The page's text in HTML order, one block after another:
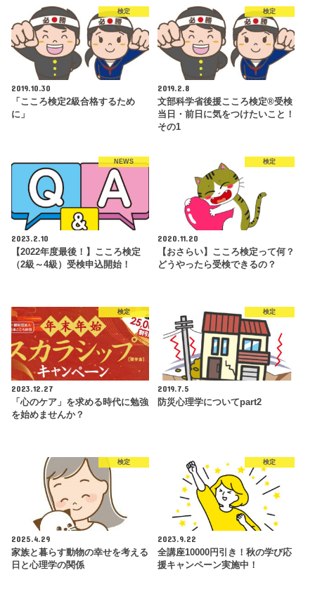
検定
2019.10.30
「こころ検定2級合格するため
に」
検定
2019.2.8
文部科学省後援こころ検定®受検
当日・前日に気をつけたいこと！
その1
NEWS
2023.2.10
【2022年度最後！】こころ検定
（2級～4級）受検申込開始！
検定
2020.11.20
【おさらい】こころ検定って何？
どうやったら受検できるの？
検定
2023.12.27
「心のケア」を求める時代に勉強
を始めませんか？
検定
2019.7.5
防災心理学についてpart2
検定
2025.4.29
家族と暮らす動物の幸せを考える
日と心理学の関係
検定
2023.9.22
全講座10000円引き！秋の学び応
援キャンペーン実施中！